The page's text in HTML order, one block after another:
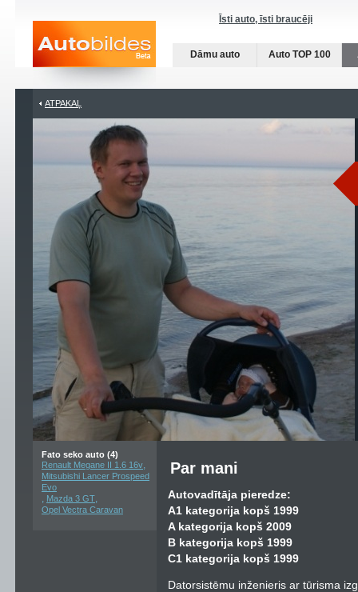
Īsti auto, īsti braucēji
Dāmu auto Auto TOP 100
ATPAKAĻ
Fato seko auto (4)
Renault Megane II 1.6 16v,
Mitsubishi Lancer Prospeed
Evo
, Mazda 3 GT,
Opel Vectra Caravan
Par mani
Autovadītāja pieredze:
A1 kategorija kopš 1999
A kategorija kopš 2009
B kategorija kopš 1999
C1 kategorija kopš 1999
Datorsistēmu inženieris ar tūrisma